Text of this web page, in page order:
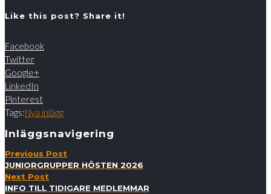
Like this post? Share it!
Facebook
Twitter
Google+
LinkedIn
Pinterest
Tags:Nya inlägg
Inläggsnavigering
Previous Post
JUNIORGRUPPER HÖSTEN 2026
Next Post
INFO TILL TIDIGARE MEDLEMMAR